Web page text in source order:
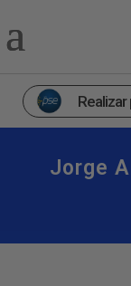
Realizar
Jorge